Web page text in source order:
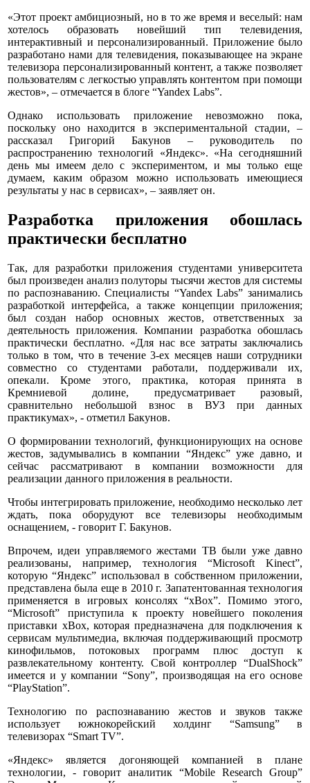
«Этот проект амбициозный, но в то же время и веселый: нам
хотелось образовать новейший тип телевидения,
интерактивный и персонализированный. Приложение было
разработано нами для телевидения, показывающее на экране
телевизора персонализированный контент, а также позволяет
пользователям с легкостью управлять контентом при помощи
жестов», – отмечается в блоге “Yandex Labs”.
Однако использовать приложение невозможно пока,
поскольку оно находится в экспериментальной стадии, –
рассказал Григорий Бакунов – руководитель по
распространению технологий «Яндекс». «На сегодняшний
день мы имеем дело с экспериментом, и мы только еще
думаем, каким образом можно использовать имеющиеся
результаты у нас в сервисах», – заявляет он.
Разработка приложения обошлась
практически бесплатно
Так, для разработки приложения студентами университета
был произведен анализ полуторы тысячи жестов для системы
по распознаванию. Специалисты “Yandex Labs” занимались
разработкой интерфейса, а также концепции приложения;
был создан набор основных жестов, ответственных за
деятельность приложения. Компании разработка обошлась
практически бесплатно. «Для нас все затраты заключались
только в том, что в течение 3-ех месяцев наши сотрудники
совместно со студентами работали, поддерживали их,
опекали. Кроме этого, практика, которая принята в
Кремниевой долине, предусматривает разовый,
сравнительно небольшой взнос в ВУЗ при данных
практикумах», - отметил Бакунов.
О формировании технологий, функционирующих на основе
жестов, задумывались в компании “Яндекс” уже давно, и
сейчас рассматривают в компании возможности для
реализации данного приложения в реальности.
Чтобы интегрировать приложение, необходимо несколько лет
ждать, пока оборудуют все телевизоры необходимым
оснащением, - говорит Г. Бакунов.
Впрочем, идеи управляемого жестами ТВ были уже давно
реализованы, например, технология “Microsoft Kinect”,
которую “Яндекс” использовал в собственном приложении,
представлена была еще в 2010 г. Запатентованная технология
применяется в игровых консолях “xBox”. Помимо этого,
“Microsoft” приступила к проекту новейшего поколения
приставки xBox, которая предназначена для подключения к
сервисам мультимедиа, включая поддерживающий просмотр
кинофильмов, потоковых программ плюс доступ к
развлекательному контенту. Свой контроллер “DualShock”
имеется и у компании “Sony”, производящая на его основе
“PlayStation”.
Технологию по распознаванию жестов и звуков также
использует южнокорейский холдинг “Samsung” в
телевизорах “Smart TV”.
«Яндекс» является догоняющей компанией в плане
технологии, - говорит аналитик “Mobile Research Group”